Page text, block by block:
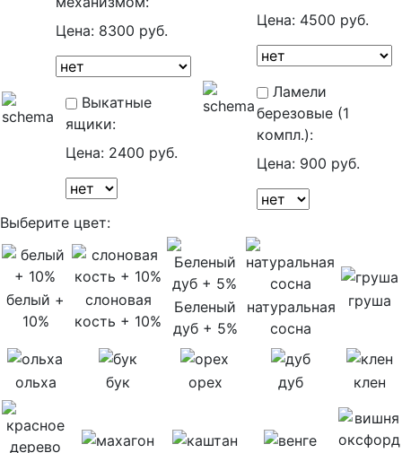
Цена: 8300 руб.
Цена: 4500 руб.
Выкатные
ящики:
Цена: 2400 руб.
Ламели
березовые (1
компл.):
Цена: 900 руб.
Выберите цвет:
белый +
10%
слоновая
кость + 10%
Беленый
дуб + 5%
натуральная
сосна
груша
ольха бук орех дуб клен